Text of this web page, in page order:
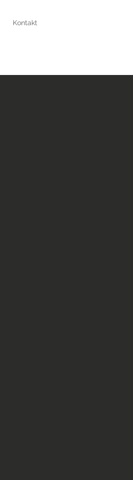
Kontakt